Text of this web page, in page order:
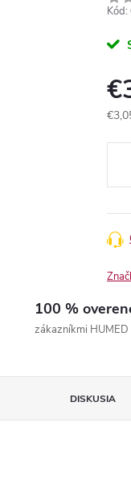
Kód:
100 %
zákazníkmi HUMED
DISKUSIA